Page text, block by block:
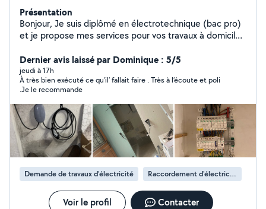
Présentation
Bonjour, Je suis diplômé en électrotechnique (bac pro)
et je propose mes services pour vos travaux à domicile
d'interventions : Électricité : dépannage simple,
remplacement de prises/interrupteurs, installation de
luminaires, ajout de prises électriques. Pose de parquet
stratifié / clipsable. Montage de meubles (IKEA, etc.).
Petits travaux et bricolage intérieur. Je suis sérieux,
soigneux et j'accorde beaucoup d'importance à un
travail propre et sécurisé. Je suis actuellement nouveau
sur AlloVoisins, mais j'ai déjà de l'expérience via la
plateforme NeedHelp, où j'ai réalisé plusieurs
interventions chez des particuliers. N'hésitez pas à
m'envoyer un message avec votre besoin, je réponds
rapidement
Dernier avis laissé par Dominique : 5/5
jeudi à 17h
À très bien exécuté ce qu’il’ fallait faire . Très à l’écoute et poli
.Je le recommande
Demande de travaux d’électricité Raccordement d'électricité
Voir le profil Contacter